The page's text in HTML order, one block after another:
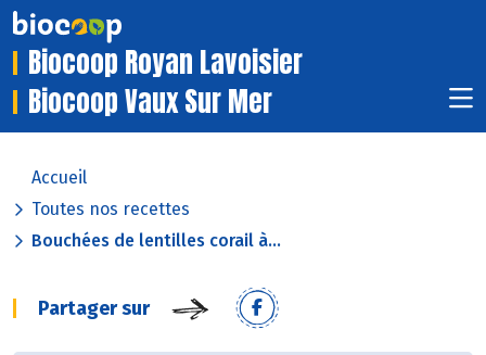
Biocoop Royan Lavoisier
Biocoop Vaux Sur Mer
Accueil
Toutes nos recettes
Bouchées de lentilles corail à...
Partager sur